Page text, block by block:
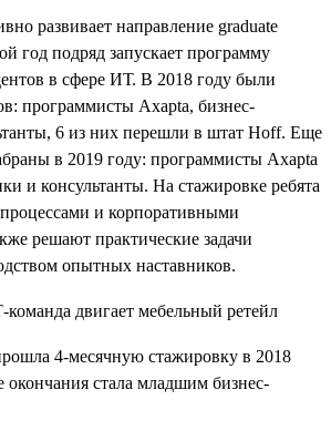
развивает направление graduate
год подряд запускает программу
в сфере ИТ. В 2018 году были
программисты Axapta, бизнес-
6 из них перешли в штат Hoff. Еще
в 2019 году: программисты Axapta
и консультанты. На стажировке ребята
процессами и корпоративными
решают практические задачи
опытных наставников.
4-месячную стажировку в 2018
окончания стала младшим бизнес-